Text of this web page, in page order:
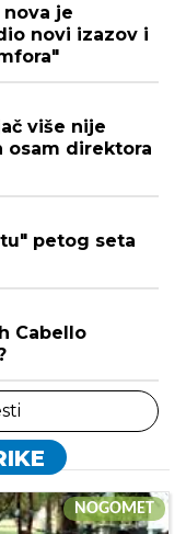
nova je
novi izazov i
više nije
osam direktora
petog seta
Cabello
NOGOMET